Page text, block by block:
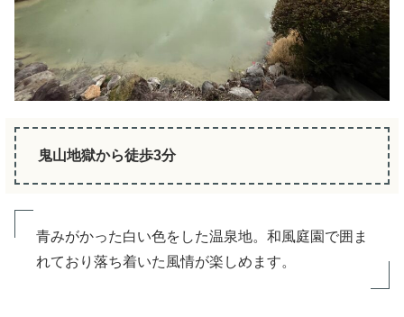
鬼山地獄から徒歩3分
青みがかった白い色をした温泉地。和風庭園で囲ま
れており落ち着いた風情が楽しめます。